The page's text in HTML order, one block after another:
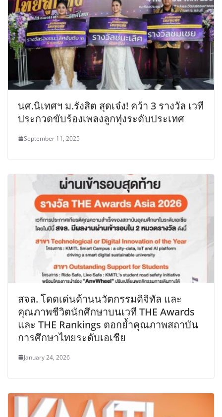
นศ.นิเทศฯ ม.รังสิต สุดเจ๋ง! คว้า 3 รางวัล เวที
ประกวดขับร้องเพลงลูกทุ่งระดับประเทศ
September 11, 2025
สจล. โดดเด่นด้านนวัตกรรมดิจิทัล และ
คุณภาพชีวิตนักศึกษาบนเวที THE Awards
และ THE Rankings ตอกย้ำคุณภาพสถาบัน
การศึกษาไทยระดับเอเชีย
January 24, 2026